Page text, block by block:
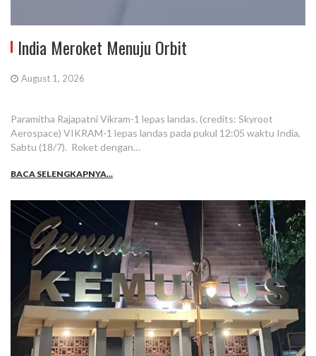
India Meroket Menuju Orbit
August 1, 2026
Paramitha Rajapatni Vikram-1 lepas landas. (credits: Skyroot
Aerospace) VIKRAM-1 lepas landas pada pukul 12:05 waktu India,
Sabtu (18/7). Roket dengan…
BACA SELENGKAPNYA...